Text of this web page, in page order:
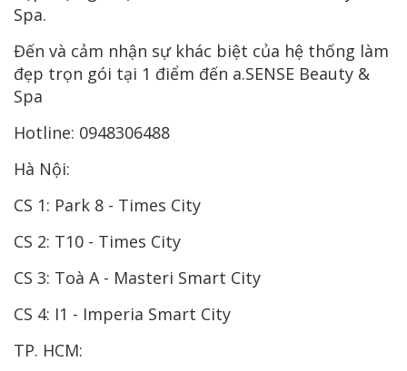
Spa.
Đến và cảm nhận sự khác biệt của hệ thống làm
đẹp trọn gói tại 1 điểm đến a.SENSE Beauty &
Spa
Hotline: 0948306488
Hà Nội:
CS 1: Park 8 - Times City
CS 2: T10 - Times City
CS 3: Toà A - Masteri Smart City
CS 4: I1 - Imperia Smart City
TP. HCM: